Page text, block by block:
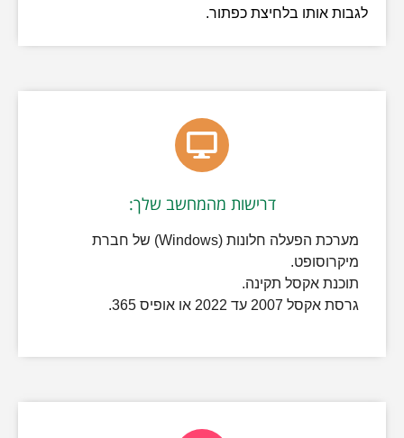
לגבות אותו בלחיצת כפתור.
דרישות מהמחשב שלך:
מערכת הפעלה חלונות (Windows) של חברת
מיקרוסופט.
תוכנת אקסל תקינה.
גרסת אקסל 2007 עד 2022 או אופיס 365.